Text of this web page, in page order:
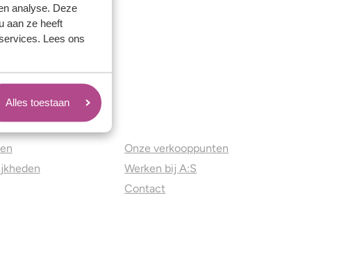
analyse. Deze
aan ze heeft
Lees ons
Alles toestaan
Onze verkooppunten
Werken bij A:S
Contact